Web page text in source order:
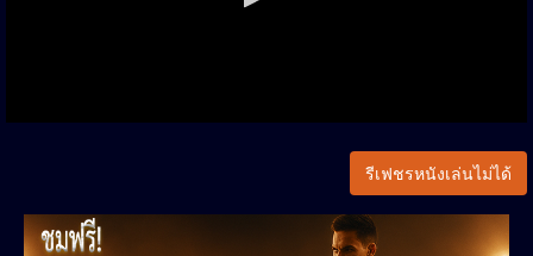
รีเฟชรหนังเล่นไม่ได้